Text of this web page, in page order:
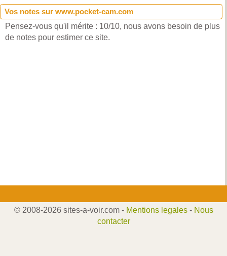
Vos notes sur www.pocket-cam.com
Pensez-vous qu'il mérite : 10/10, nous avons besoin de plus
de notes pour estimer ce site.
© 2008-2026 sites-a-voir.com - Mentions legales- Nous
contacter